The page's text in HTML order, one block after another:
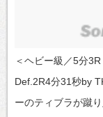
＜ヘビー級／5分
Def.2R4分31秒by
ーのティブラが蹴